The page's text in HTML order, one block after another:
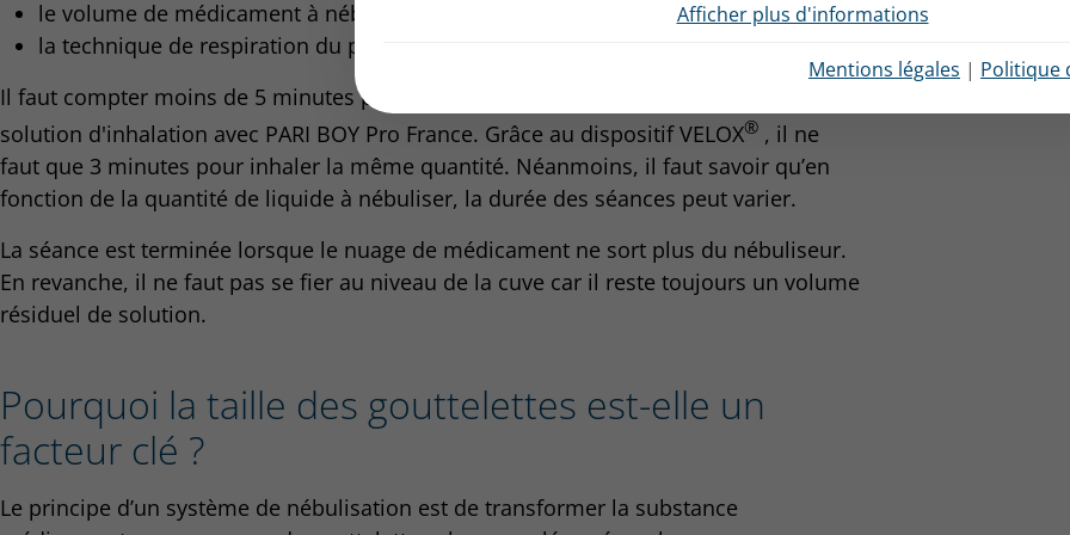
Afficher plus d'informations
Mentions légales | Politique
le volume de médicament à nébuliser,
la technique de respiration du patient.
Il faut compter moins de 5 minutes pour inhaler correctement 2,5 millilitres de
solution d'inhalation avec PARI BOY Pro France. Grâce au dispositif VELOX® , il ne
faut que 3 minutes pour inhaler la même quantité. Néanmoins, il faut savoir qu’en
fonction de la quantité de liquide à nébuliser, la durée des séances peut varier.
La séance est terminée lorsque le nuage de médicament ne sort plus du nébuliseur.
En revanche, il ne faut pas se fier au niveau de la cuve car il reste toujours un volume
résiduel de solution.
Pourquoi la taille des gouttelettes est-elle un
facteur clé ?
Le principe d’un système de nébulisation est de transformer la substance